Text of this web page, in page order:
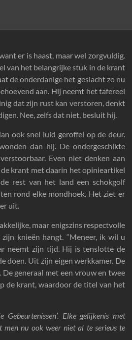
er is haast, maar wel zorgvuldig.
van het belangrijke stuk in de krant
de onderdanige het geslacht zo nu
aan. Hij neemt het tafereel
dat zijn rust kan verstoren, denkt
Nee, zelfs dat niet, besluit hij.
ook snel luid geroffel op de deur.
dan hij. De ondergeschikte
Even niet denken aan
krant met daarin het opinieartikel
rest van het land een schokgolf
rond elke mondhoek. Het ziet er
uit.
maar enigszins respectvolle
knieën hangt. “Meneer, ik wil u
neemt zijn tijd. Hij is tenslotte de
doen. Uit zijn eigen werkkamer. De
generaal met een vrouw en twee
de krant, waardoor de titel van het
Elke gelijkenis met
men nu ook weer niet al te serieus te